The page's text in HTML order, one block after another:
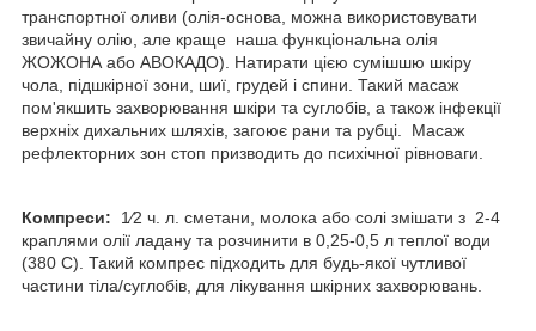
транспортної оливи (олія-основа, можна використовувати
звичайну олію, але краще наша функціональна олія
ЖОЖОНА або АВОКАДО). Натирати цією сумішшю шкіру
чола, підшкірної зони, шиї, грудей і спини. Такий масаж
пом'якшить захворювання шкіри та суглобів, а також інфекції
верхніх дихальних шляхів, загоює рани та рубці. Масаж
рефлекторних зон стоп призводить до психічної рівноваги.
Компреси: 1⁄2 ч. л. сметани, молока або солі змішати з 2-4
краплями олії ладану та розчинити в 0,25-0,5 л теплої води
(380 С). Такий компрес підходить для будь-якої чутливої
частини тіла/суглобів, для лікування шкірних захворювань.